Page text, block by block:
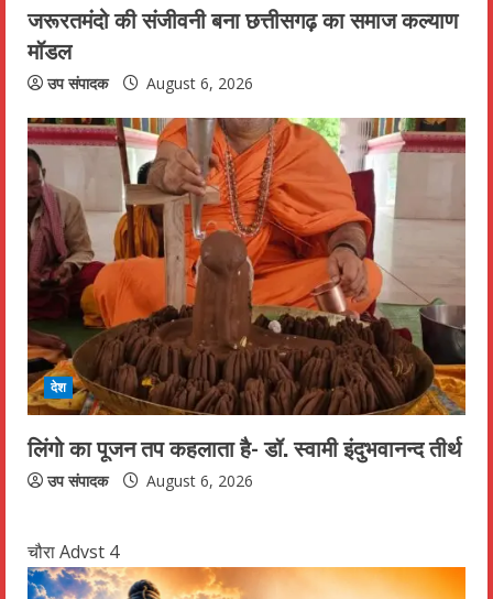
जरूरतमंदो की संजीवनी बना छत्तीसगढ़ का समाज कल्याण
मॉडल
उप संपादक August 6, 2026
देश
लिंगो का पूजन तप कहलाता है- डॉ. स्वामी इंदुभवानन्द तीर्थ
उप संपादक August 6, 2026
चौरा Advst 4